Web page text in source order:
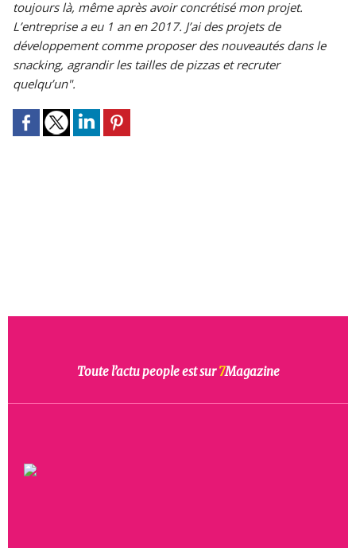
toujours là, même après avoir concrétisé mon projet.
L’entreprise a eu 1 an en 2017. J’ai des projets de
développement comme proposer des nouveautés dans le
snacking, agrandir les tailles de pizzas et recruter
quelqu’un".
Toute l’actu people est sur7Magazine